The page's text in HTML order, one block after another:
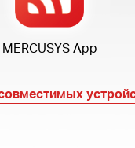
MERCUSYS App